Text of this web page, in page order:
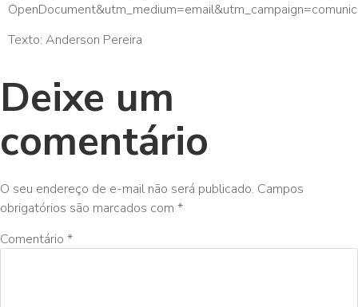
Texto: Anderson Pereira
Deixe um
comentário
O seu endereço de e-mail não será publicado. Campos
obrigatórios são marcados com *
Comentário *